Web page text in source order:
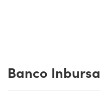
Banco Inbursa